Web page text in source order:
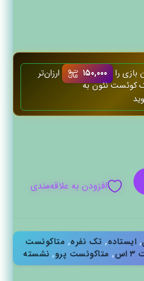
را ۱۵۰,۰۰۰
ارزان‌تر
کوئست‌ نئون به
افزودن به علاقه‌مندی
, ایستاده, تک نفره, متاکوئست
, متاکوئست پرو, نشسته